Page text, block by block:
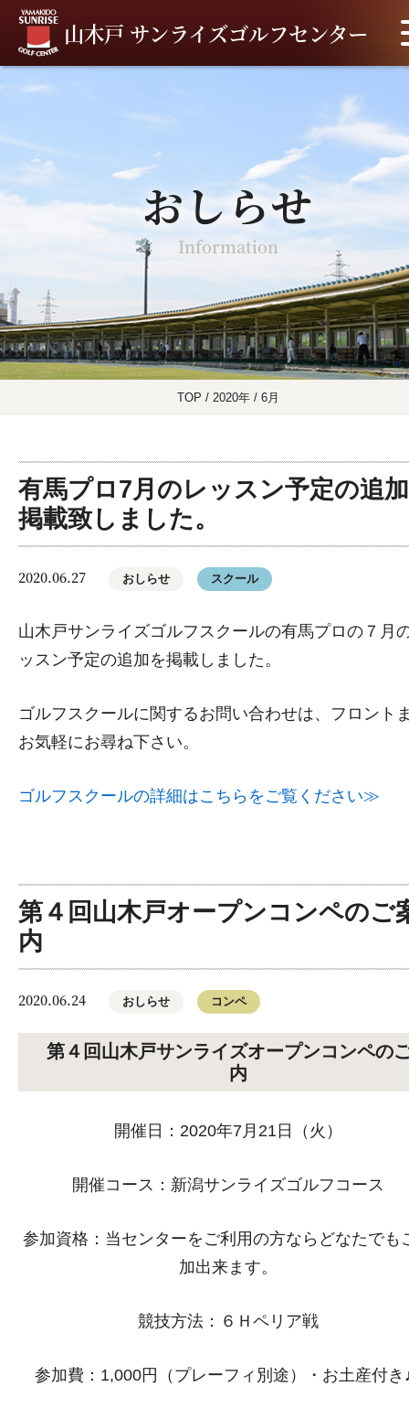
山木戸 サンライズゴルフセンター
おしらせ
Information
TOP / 2020年 / 6月
有馬プロ7月のレッスン予定の追
掲載致しました。
2020.06.27 おしらせ スクール
山木戸サンライズゴルフスクールの有馬プロの７月
ッスン予定の追加を掲載しました。
ゴルフスクールに関するお問い合わせは、フロント
お気軽にお尋ね下さい。
ゴルフスクールの詳細はこちらをご覧ください≫
第４回山木戸オープンコンペのご
内
2020.06.24 おしらせ コンペ
第４回山木戸サンライズオープンコンペの
内
開催日：2020年7月21日（火）
開催コース：新潟サンライズゴルフコース
参加資格：当センターをご利用の方ならどなたでも
加出来ます。
競技方法：６Ｈペリア戦
参加費：1,000円（プレーフィ別途）・お土産付き